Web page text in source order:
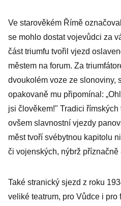
Ve starověkém Římě
se mohlo dostat vojevůdci za
část triumfu tvořil vjezd
městem na forum. Za
dvoukolém voze ze slonoviny,
opakovaně mu připomínal:
jsi člověkem!" Tradici
ovšem slavnostní vjezdy
měst tvoří svébytnou kapitolu
či vojenských, nýbrž příznačně
Také stranický sjezd z roku
veliké teatrum, pro Vůdce i pro